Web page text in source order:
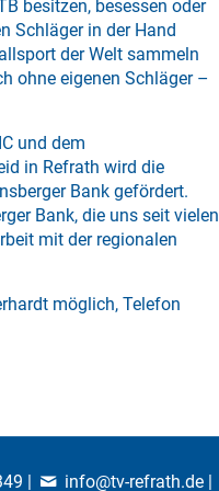
besitzen, besessen oder
Schläger in der Hand
der Welt sammeln
ohne eigenen Schläger –
und dem
in Refrath wird die
Bank gefördert.
Bank, die uns seit vielen
mit der regionalen
möglich, Telefon
| info@tv-refrath.de|